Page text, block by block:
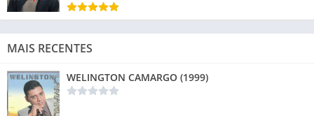
MAIS RECENTES
WELINGTON CAMARGO (1999)